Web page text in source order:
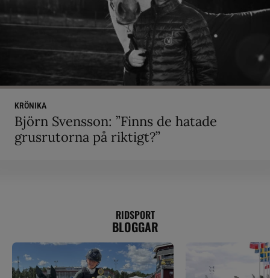
KRÖNIKA
Björn Svensson: ”Finns de hatade
grusrutorna på riktigt?”
RIDSPORT
BLOGGAR